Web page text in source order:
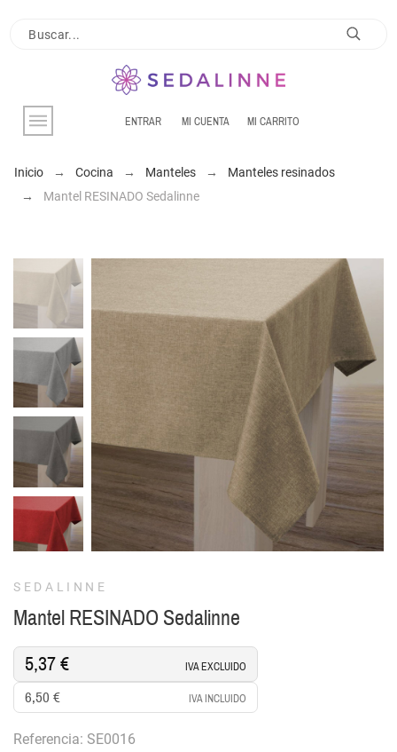
ENTRAR MI CUENTA MI CARRITO
Inicio Cocina Manteles
Manteles resinados
Mantel RESINADO Sedalinne
SEDALINNE
Mantel RESINADO Sedalinne
5,37 € IVA EXCLUIDO
6,50 € IVA INCLUIDO
Referencia: SE0016